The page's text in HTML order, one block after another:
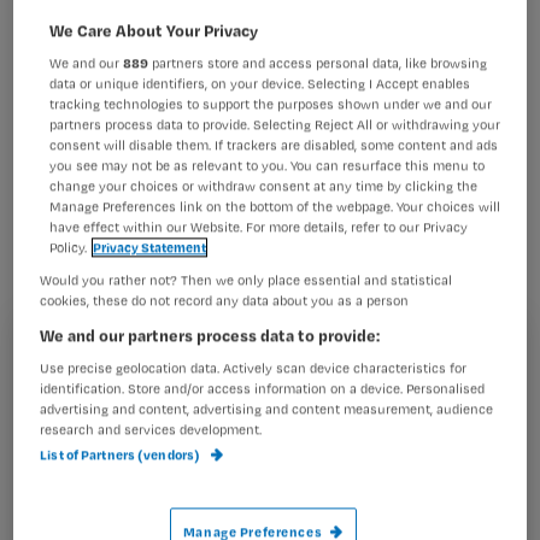
Registreren
Wil je dit artikel lezen?
Maak gratis een account aan en lees 2
Al een account of abonnement?
nieuwe cao VVT voor
verpleegkundigen in de thuiszorg?
Verpleegkundige Jos Kaldenhoven
koos de belangrijkste veranderingen,
cao-onderhandelaar NU’91 Rolf de
Wilde licht ze toe.
Terugdringen nulurencontracten
Het gebruik van
We Care About Your Privacy
We and our889 partners store and access personal data, like browsing
data or unique identifiers, on your device. Selecting I Accept enables
tracking technologies to support the purposes shown under we and our
partners process data to provide. Selecting Reject All or withdrawing your
consent will disable them. If trackers are disabled, some content and ads
you see may not be as relevant to you. You can resurface this menu to
change your choices or withdraw consent at any time by clicking the
Manage Preferences link on the bottom of the webpage. Your choices will
have effect within our Website. For more details, refer to our Privacy
Policy. Privacy Statement
Would you rather not? Then we only place essential and statistical
cookies, these do not record any data about you as a person
We and our partners process data to provide:
Use precise geolocation data. Actively scan device characteristics for
identification. Store and/or access information on a device. Personalised
advertising and content, advertising and content measurement, audience
research and services development.
List of Partners (vendors)
Manage Preferences